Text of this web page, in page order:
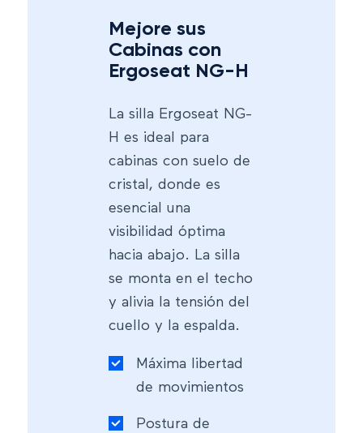
Mejore sus
Cabinas con
Ergoseat NG-H
La silla Ergoseat NG-
H es ideal para
cabinas con suelo de
cristal, donde es
esencial una
visibilidad óptima
hacia abajo. La silla
se monta en el techo
y alivia la tensión del
cuello y la espalda.
Máxima libertad
de movimientos
Postura de